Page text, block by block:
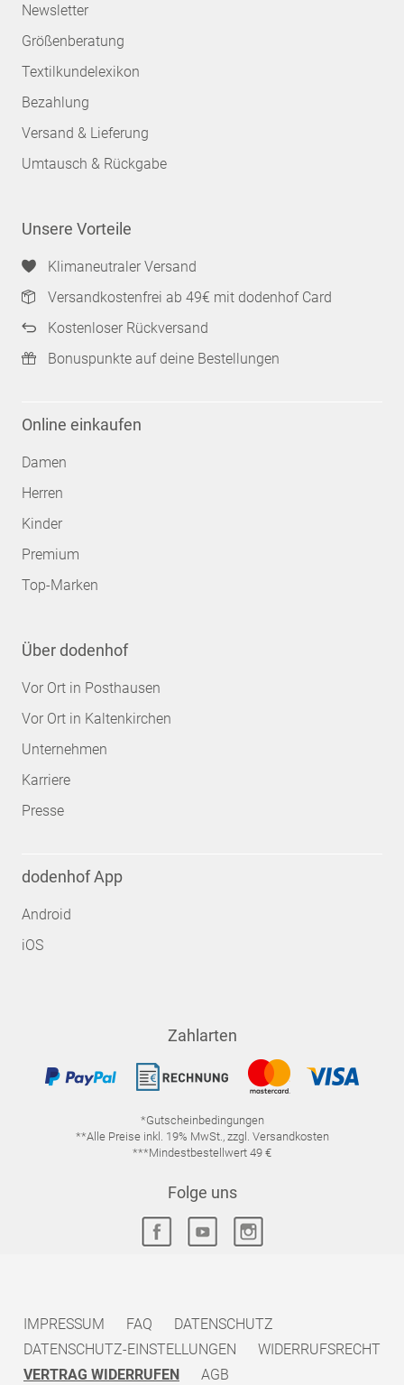
Newsletter
Größenberatung
Textilkundelexikon
Bezahlung
Versand & Lieferung
Umtausch & Rückgabe
Unsere Vorteile
Klimaneutraler Versand
Versandkostenfrei ab 49€ mit dodenhof Card
Kostenloser Rückversand
Bonuspunkte auf deine Bestellungen
Online einkaufen
Damen
Herren
Kinder
Premium
Top-Marken
Über dodenhof
Vor Ort in Posthausen
Vor Ort in Kaltenkirchen
Unternehmen
Karriere
Presse
dodenhof App
Android
iOS
Zahlarten
*Gutscheinbedingungen
**Alle Preise inkl. 19% MwSt., zzgl. Versandkosten
***Mindestbestellwert 49 €
Folge uns
IMPRESSUM FAQ
DATENSCHUTZ
DATENSCHUTZ-EINSTELLUNGEN
WIDERRUFSRECHT
VERTRAG WIDERRUFEN
AGB